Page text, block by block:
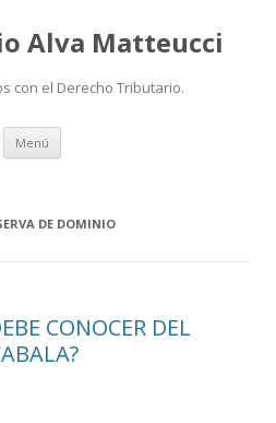
Alva Matteucci
con el Derecho Tributario.
Menú Ir
contenido
DE DOMINIO
CONOCER DEL